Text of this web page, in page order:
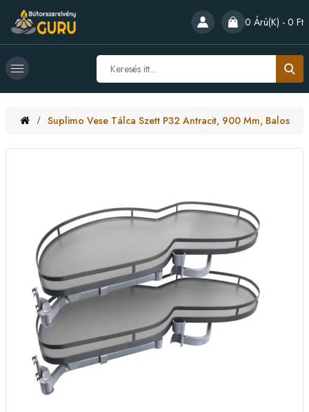
0 Árú(k) - 0 Ft
Suplimo Vese Tálca Szett P32 Antracit, 900 Mm, Balos